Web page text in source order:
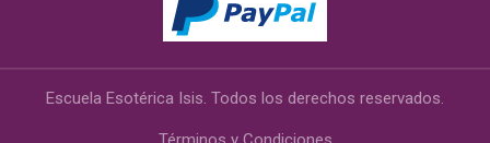
Escuela Esotérica Isis. Todos los derechos reservados.